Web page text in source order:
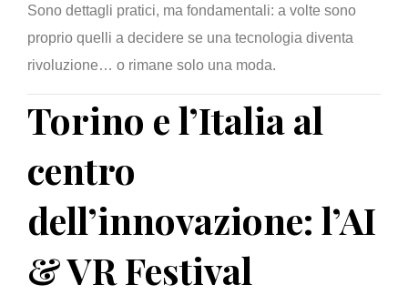
Sono dettagli pratici, ma fondamentali: a volte sono
proprio quelli a decidere se una tecnologia diventa
rivoluzione… o rimane solo una moda.
Torino e l’Italia al
centro
dell’innovazione: l’AI
& VR Festival